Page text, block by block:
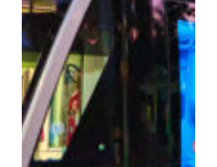
Der Ort
Die Region Wiltz | Aktivitäten
Das Miteinander
Unsere soziale Verantwortung
Unterkünfte
Ausstattung | Informationen | Service
Buchen
Buchen Sie Ihre Unterkunft bei uns
Service